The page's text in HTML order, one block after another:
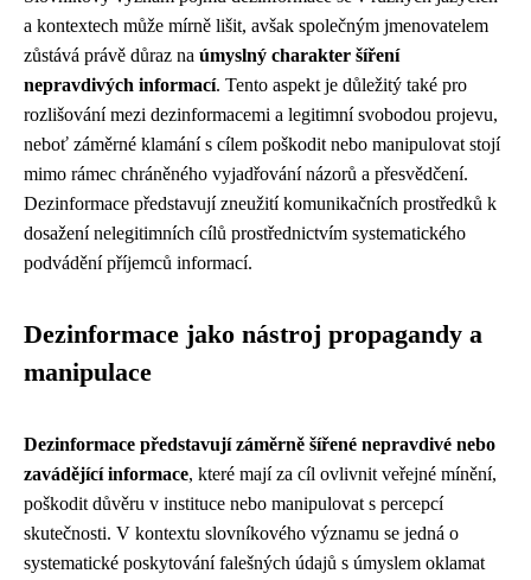
a kontextech může mírně lišit, avšak společným jmenovatelem
zůstává právě důraz na úmyslný charakter šíření
nepravdivých informací. Tento aspekt je důležitý také pro
rozlišování mezi dezinformacemi a legitimní svobodou projevu,
neboť záměrné klamání s cílem poškodit nebo manipulovat stojí
mimo rámec chráněného vyjadřování názorů a přesvědčení.
Dezinformace představují zneužití komunikačních prostředků k
dosažení nelegitimních cílů prostřednictvím systematického
podvádění příjemců informací.
Dezinformace jako nástroj propagandy a
manipulace
Dezinformace představují záměrně šířené nepravdivé nebo
zavádějící informace, které mají za cíl ovlivnit veřejné mínění,
poškodit důvěru v instituce nebo manipulovat s percepcí
skutečnosti. V kontextu slovníkového významu se jedná o
systematické poskytování falešných údajů s úmyslem oklamat